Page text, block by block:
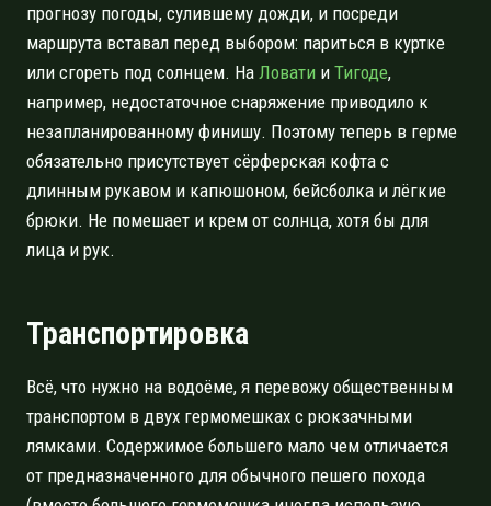
прогнозу погоды, сулившему дожди, и посреди
маршрута вставал перед выбором: париться в куртке
или сгореть под солнцем. На Ловати и Тигоде,
например, недостаточное снаряжение приводило к
незапланированному финишу. Поэтому теперь в герме
обязательно присутствует сёрферская кофта с
длинным рукавом и капюшоном, бейсболка и лёгкие
брюки. Не помешает и крем от солнца, хотя бы для
лица и рук.
Транспортировка
Всё, что нужно на водоёме, я перевожу общественным
транспортом в двух гермомешках с рюкзачными
лямками. Содержимое большего мало чем отличается
от предназначенного для обычного пешего похода